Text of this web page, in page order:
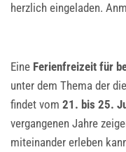
herzlich eingeladen.
Eine Ferienfreizeit für
unter dem Thema der
findet vom 21. bis 25.
vergangenen Jahre
miteinander erleben